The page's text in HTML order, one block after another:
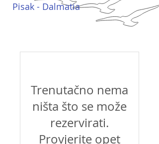
Pisak - Dalmatia
Trenutačno nema
ništa što se može
rezervirati.
Provjerite opet